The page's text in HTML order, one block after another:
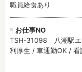
職員給食あり
お仕事NO
TSH-31098 八潮駅エ
利厚生 / 車通勤OK / 看